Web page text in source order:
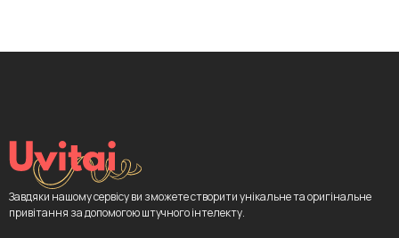
Завдяки нашому сервісу ви зможете створити унікальне та оригінальне
привітання за допомогою штучного інтелекту.